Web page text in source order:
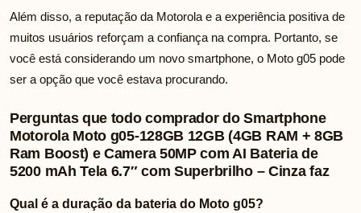
Além disso, a reputação da Motorola e a experiência positiva de
muitos usuários reforçam a confiança na compra. Portanto, se
você está considerando um novo smartphone, o Moto g05 pode
ser a opção que você estava procurando.
Perguntas que todo comprador do Smartphone
Motorola Moto g05-128GB 12GB (4GB RAM + 8GB
Ram Boost) e Camera 50MP com AI Bateria de
5200 mAh Tela 6.7″ com Superbrilho – Cinza faz
Qual é a duração da bateria do Moto g05?